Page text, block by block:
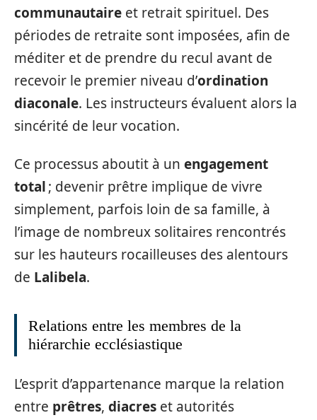
communautaire et retrait spirituel. Des
périodes de retraite sont imposées, afin de
méditer et de prendre du recul avant de
recevoir le premier niveau d’ordination
diaconale. Les instructeurs évaluent alors la
sincérité de leur vocation.
Ce processus aboutit à un engagement
total; devenir prêtre implique de vivre
simplement, parfois loin de sa famille, à
l’image de nombreux solitaires rencontrés
sur les hauteurs rocailleuses des alentours
de Lalibela.
Relations entre les membres de la
hiérarchie ecclésiastique
L’esprit d’appartenance marque la relation
entre prêtres, diacres et autorités